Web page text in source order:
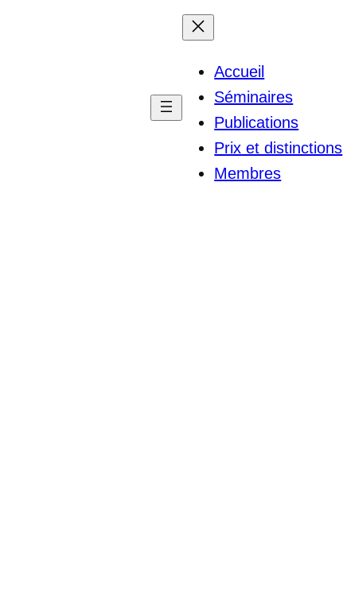
Accueil
Séminaires
Publications
Prix et distinctions
Membres